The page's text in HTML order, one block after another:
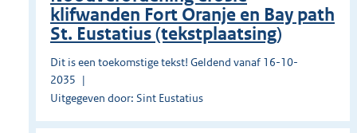
klifwanden Fort Oranje en Bay path
St. Eustatius (tekstplaatsing)
Dit is een toekomstige tekst! Geldend vanaf 16-10-
2035
Uitgegeven door: Sint Eustatius